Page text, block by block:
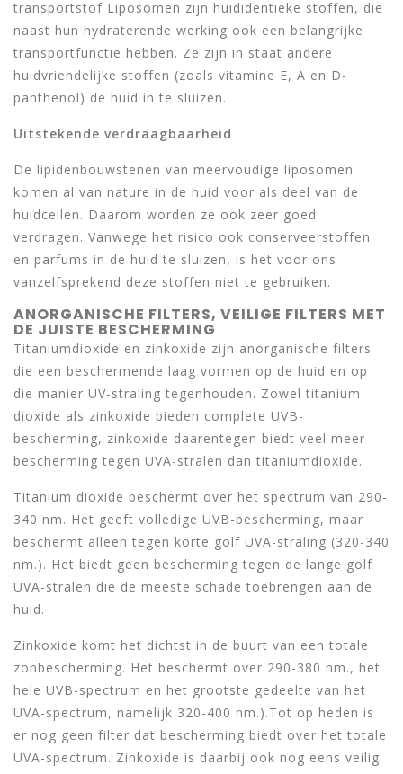
transportstof Liposomen zijn huididentieke stoffen, die
naast hun hydraterende werking ook een belangrijke
transportfunctie hebben. Ze zijn in staat andere
huidvriendelijke stoffen (zoals vitamine E, A en D-
panthenol) de huid in te sluizen.
Uitstekende verdraagbaarheid
De lipidenbouwstenen van meervoudige liposomen
komen al van nature in de huid voor als deel van de
huidcellen. Daarom worden ze ook zeer goed
verdragen. Vanwege het risico ook conserveerstoffen
en parfums in de huid te sluizen, is het voor ons
vanzelfsprekend deze stoffen niet te gebruiken.
ANORGANISCHE FILTERS, VEILIGE FILTERS MET
DE JUISTE BESCHERMING
Titaniumdioxide en zinkoxide zijn anorganische filters
die een beschermende laag vormen op de huid en op
die manier UV-straling tegenhouden. Zowel titanium
dioxide als zinkoxide bieden complete UVB-
bescherming, zinkoxide daarentegen biedt veel meer
bescherming tegen UVA-stralen dan titaniumdioxide.
Titanium dioxide beschermt over het spectrum van 290-
340 nm. Het geeft volledige UVB-bescherming, maar
beschermt alleen tegen korte golf UVA-straling (320-340
nm.). Het biedt geen bescherming tegen de lange golf
UVA-stralen die de meeste schade toebrengen aan de
huid.
Zinkoxide komt het dichtst in de buurt van een totale
zonbescherming. Het beschermt over 290-380 nm., het
hele UVB-spectrum en het grootste gedeelte van het
UVA-spectrum, namelijk 320-400 nm.).Tot op heden is
er nog geen filter dat bescherming biedt over het totale
UVA-spectrum. Zinkoxide is daarbij ook nog eens veilig